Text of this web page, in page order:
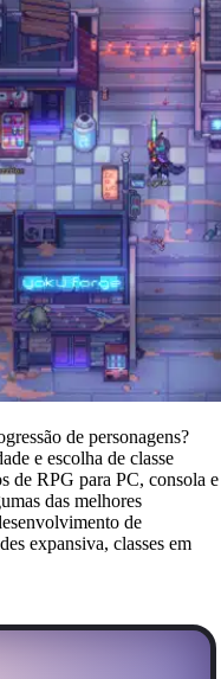
de personagens?
e escolha de classe
de RPG para PC, consola e
das melhores
de
expansiva, classes em